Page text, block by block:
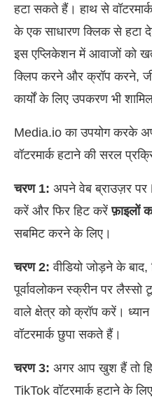
हटा सकते हैं। हाथ से
के एक साधारण क्लिक से हटा
इस एप्लिकेशन में आवाजों को
क्लिप करने और क्रॉप करने,
कार्यों के लिए उपकरण भी
Media.io का उपयोग करके
वॉटरमार्क हटाने की सरल
चरण 1: अपने वेब ब्राउज़र पर
करें और फिर हिट करेंफ़ाइलों
सबमिट करने के लिए।
चरण 2: वीडियो जोड़ने के
पूर्वावलोकन स्क्रीन पर लैस्सो
वाले क्षेत्र को क्रॉप करें।
वॉटरमार्क छुपा सकते हैं।
चरण 3: अगर आप खुश हैं तो
TikTok वॉटरमार्क हटाने के